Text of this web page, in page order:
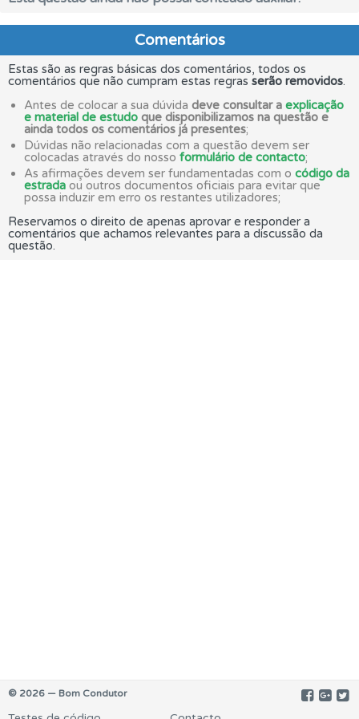
Comentários
Estas são as regras básicas dos comentários, todos os
comentários que não cumpram estas regras serão removidos.
Antes de colocar a sua dúvida deve consultar a explicação
e material de estudo que disponibilizamos na questão e
ainda todos os comentários já presentes;
Dúvidas não relacionadas com a questão devem ser
colocadas através do nosso formulário de contacto;
As afirmações devem ser fundamentadas com o código da
estrada ou outros documentos oficiais para evitar que
possa induzir em erro os restantes utilizadores;
Reservamos o direito de apenas aprovar e responder a
comentários que achamos relevantes para a discussão da
questão.
© 2026 — Bom Condutor